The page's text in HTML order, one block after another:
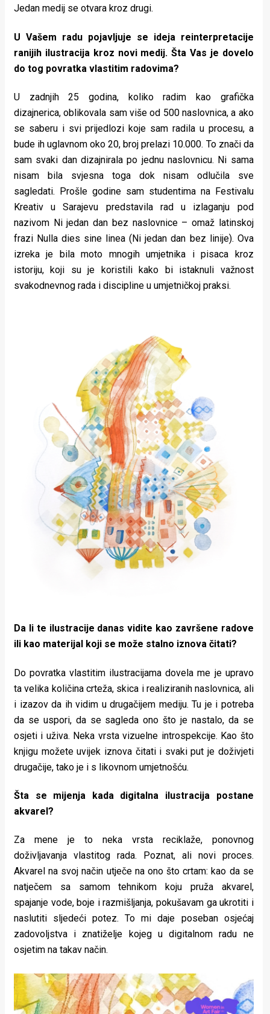
Jedan medij se otvara kroz drugi.
U Vašem radu pojavljuje se ideja reinterpretacije
ranijih ilustracija kroz novi medij. Šta Vas je dovelo
do tog povratka vlastitim radovima?
U zadnjih 25 godina, koliko radim kao grafička
dizajnerica, oblikovala sam više od 500 naslovnica, a ako
se saberu i svi prijedlozi koje sam radila u procesu, a
bude ih uglavnom oko 20, broj prelazi 10.000. To znači da
sam svaki dan dizajnirala po jednu naslovnicu. Ni sama
nisam bila svjesna toga dok nisam odlučila sve
sagledati. Prošle godine sam studentima na Festivalu
Kreativ u Sarajevu predstavila rad u izlaganju pod
nazivom Ni jedan dan bez naslovnice – omaž latinskoj
frazi Nulla dies sine linea (Ni jedan dan bez linije). Ova
izreka je bila moto mnogih umjetnika i pisaca kroz
istoriju, koji su je koristili kako bi istaknuli važnost
svakodnevnog rada i discipline u umjetničkoj praksi.
Da li te ilustracije danas vidite kao završene radove
ili kao materijal koji se može stalno iznova čitati?
Do povratka vlastitim ilustracijama dovela me je upravo
ta velika količina crteža, skica i realiziranih naslovnica, ali
i izazov da ih vidim u drugačijem mediju. Tu je i potreba
da se uspori, da se sagleda ono što je nastalo, da se
osjeti i uživa. Neka vrsta vizuelne introspekcije. Kao što
knjigu možete uvijek iznova čitati i svaki put je doživjeti
drugačije, tako je i s likovnom umjetnošću.
Šta se mijenja kada digitalna ilustracija postane
akvarel?
Za mene je to neka vrsta reciklaže, ponovnog
doživljavanja vlastitog rada. Poznat, ali novi proces.
Akvarel na svoj način utječe na ono što crtam: kao da se
natječem sa samom tehnikom koju pruža akvarel,
spajanje vode, boje i razmišljanja, pokušavam ga ukrotiti i
naslutiti sljedeći potez. To mi daje poseban osjećaj
zadovoljstva i znatiželje kojeg u digitalnom radu ne
osjetim na takav način.